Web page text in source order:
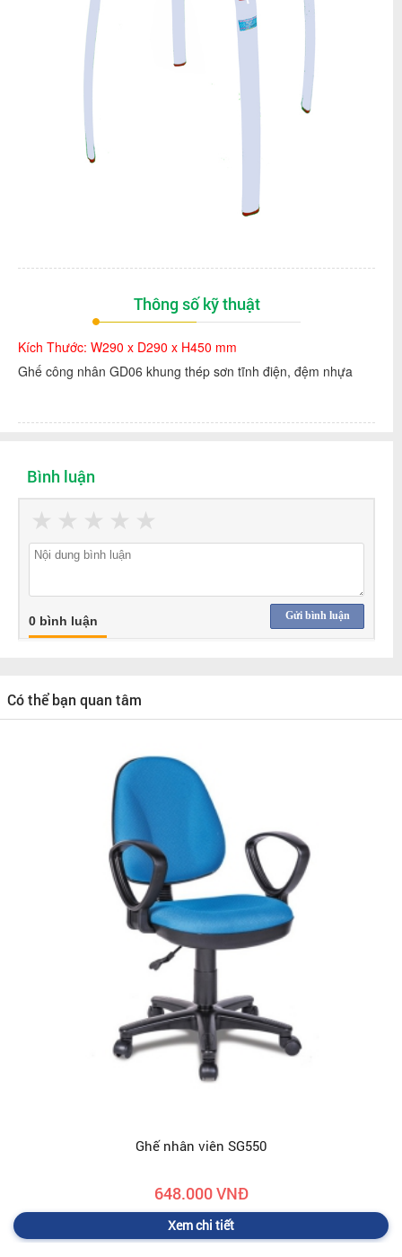
Thông số kỹ thuật
Kích Thước: W290 x D290 x H450 mm
Ghế công nhân GD06 khung thép sơn tĩnh điện, đệm nhựa
Bình luận
★
★
★
★
★
Gửi bình luận
0 bình luận
Có thể bạn quan tâm
Ghế nhân viên SG550
648.000 VNĐ
Xem chi tiết